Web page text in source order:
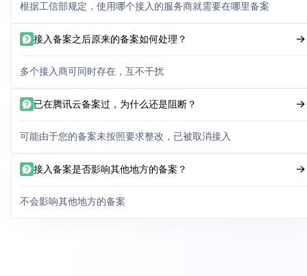
根据工信部规定，使用哪个接入的服务商就需要在哪里备案
接入备案之后原来的备案如何处理？
多个接入商可同时存在，互不干扰
已在腾讯云备案过，为什么还是阻断？
可能由于您的备案未按照要求整改，已被取消接入
接入备案是否影响其他地方的备案？
不会影响其他地方的备案